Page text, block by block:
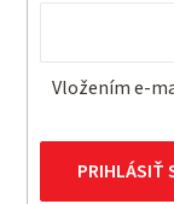
Vložením e-
PRIHLÁSIŤ